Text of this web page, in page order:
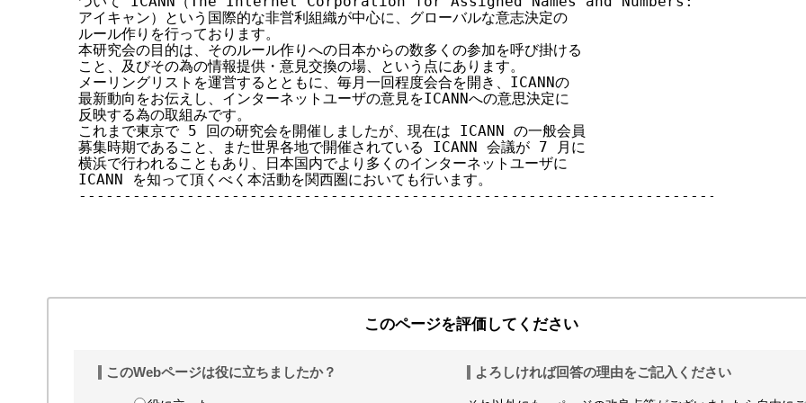
アイキャン）という国際的な非営利組織が中心に、グローバルな意志決定の
ルール作りを行っております。
本研究会の目的は、そのルール作りへの日本からの数多くの参加を呼び掛ける
こと、及びその為の情報提供・意見交換の場、という点にあります。
メーリングリストを運営するとともに、毎月一回程度会合を開き、ICANNの
最新動向をお伝えし、インターネットユーザの意見をICANNへの意思決定に
反映する為の取組みです。
これまで東京で 5 回の研究会を開催しましたが、現在は ICANN の一般会員
募集時期であること、また世界各地で開催されている ICANN 会議が 7 月に
横浜で行われることもあり、日本国内でより多くのインターネットユーザに
ICANN を知って頂くべく本活動を関西圏においても行います。
-----------------------------------------------------------------------
このページを評価してください
このWebページは役に立ちましたか？ よろしければ回答の理由をご記入ください